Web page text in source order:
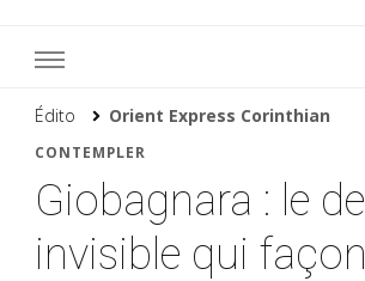
Édito Orient Express Corinthian
CONTEMPLER
Giobagnara : le
invisible qui